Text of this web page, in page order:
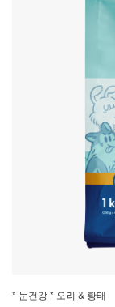
* 눈건강 * 오리 & 황태